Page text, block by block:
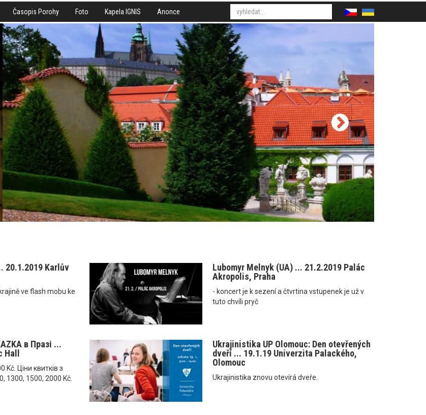
Časopis Porohy Foto Kapela IGNIS Anonce
20.1.2019 Karlův
ve flash mobu ke
Lubomyr Melnyk (UA) ... 21.2.2019 Palác
Akropolis, Praha
- koncert je k sezení a čtvrtina vstupenek je už v
tuto chvíli pryč
в Празі ...
Kč. Ціни квитків з
1300, 1500, 2000 Kč.
Ukrajinistika UP Olomouc: Den otevřených
dveří ... 19.1.19 Univerzita Palackého,
Olomouc
Ukrajinistika znovu otevírá dveře.